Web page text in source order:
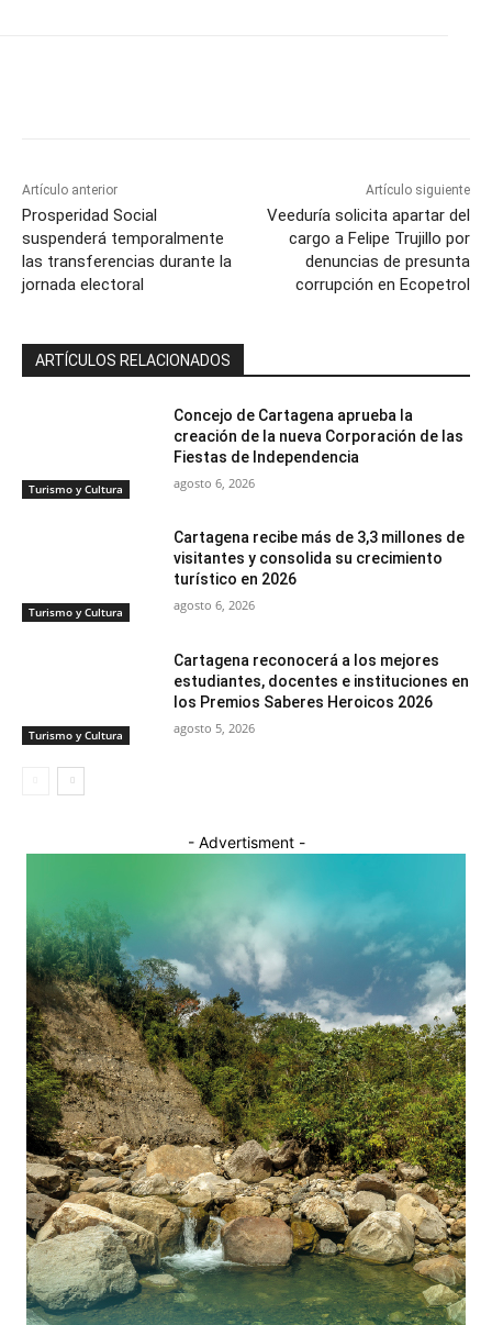
Artículo anterior
Prosperidad Social
suspenderá temporalmente
las transferencias durante la
jornada electoral
Artículo siguiente
Veeduría solicita apartar del
cargo a Felipe Trujillo por
denuncias de presunta
corrupción en Ecopetrol
ARTÍCULOS RELACIONADOS
Turismo y Cultura
Concejo de Cartagena aprueba la
creación de la nueva Corporación de las
Fiestas de Independencia
agosto 6, 2026
Turismo y Cultura
Cartagena recibe más de 3,3 millones de
visitantes y consolida su crecimiento
turístico en 2026
agosto 6, 2026
Turismo y Cultura
Cartagena reconocerá a los mejores
estudiantes, docentes e instituciones en
los Premios Saberes Heroicos 2026
agosto 5, 2026
- Advertisment -